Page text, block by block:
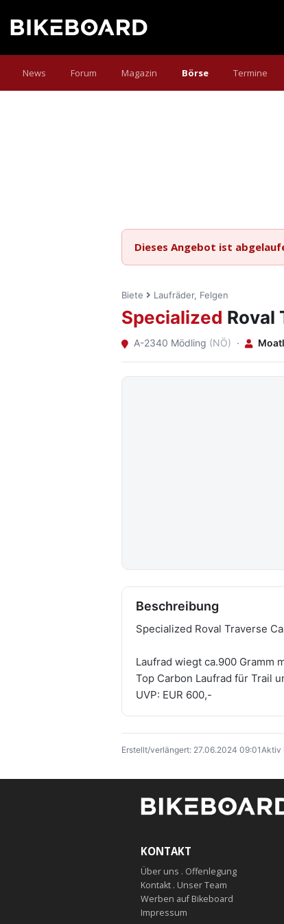
News Forum Magazin Börse Termine
Dieses Angebot ist
Biete Laufräder, Felgen
Specialized Roval
A-2340 Mödling (NÖ) ·
Beschreibung
Specialized Roval Traverse
Laufrad wiegt ca.900 Gramm
Top Carbon Laufrad für Trail
UVP: EUR 600,-
Erstellt/verlängert: 27.06.2024 09:01Aktiv
KONTAKT
Über uns . Offenlegung
Kontakt . Unser Team
Werben auf Bikeboard
Impressum